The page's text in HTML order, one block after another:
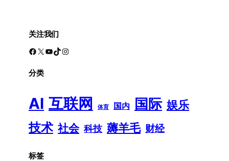
关注我们
Facebook X YouTube TikTok Instagram
分类
AI 互联网 体育 国内 国际 娱乐
技术 社会 科技 薅羊毛 财经
标签